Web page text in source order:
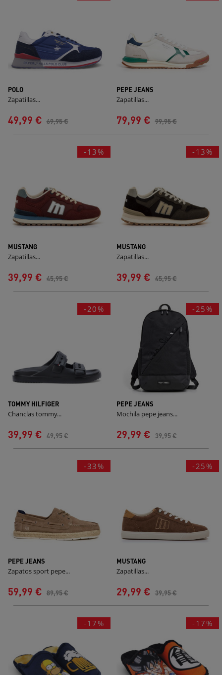
POLO
Zapatillas...
49,99 € 69,95 €
PEPE JEANS
Zapatillas...
79,99 € 99,95 €
-13%
MUSTANG
Zapatillas...
39,99 € 45,95 €
-13%
MUSTANG
Zapatillas...
39,99 € 45,95 €
-20%
TOMMY HILFIGER
Chanclas tommy...
39,99 € 49,95 €
-25%
PEPE JEANS
Mochila pepe jeans...
29,99 € 39,95 €
-33%
PEPE JEANS
Zapatos sport pepe...
59,99 € 89,95 €
-25%
MUSTANG
Zapatillas...
29,99 € 39,95 €
-17% -17%